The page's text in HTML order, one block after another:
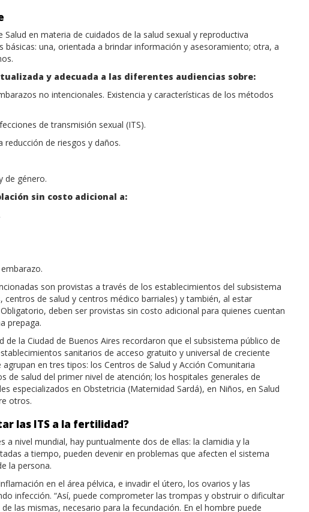
Salud en materia de cuidados de la salud sexual y reproductiva
básicas: una, orientada a brindar información y asesoramiento; otra, a
y adecuada a las diferentes audiencias sobre:
no intencionales. Existencia y características de los métodos
de transmisión sexual (ITS).
reducción de riesgos y daños.
de género.
sin costo adicional a:
embarazo.
son provistas a través de los establecimientos del subsistema
centros de salud y centros médico barriales) y también, al estar
deben ser provistas sin costo adicional para quienes cuentan
prepaga.
de la Ciudad de Buenos Aires recordaron que el subsistema público de
sanitarios de acceso gratuito y universal de creciente
en tres tipos: los Centros de Salud y Acción Comunitaria
de salud del primer nivel de atención; los hospitales generales de
especializados en Obstetricia (Maternidad Sardá), en Niños, en Salud
otros.
las ITS a la fertilidad?
a nivel mundial, hay puntualmente dos de ellas: la clamidia y la
a tiempo, pueden devenir en problemas que afecten el sistema
la persona.
en el área pélvica, e invadir el útero, los ovarios y las
infección. “Así, puede comprometer las trompas y obstruir o dificultar
las mismas, necesario para la fecundación. En el hombre puede